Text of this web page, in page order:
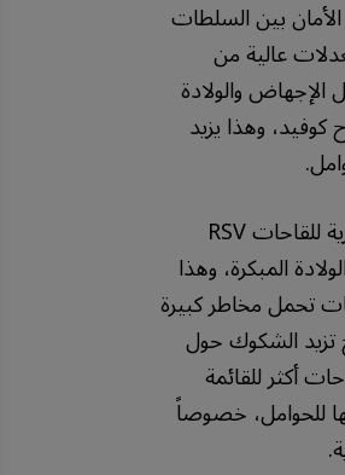
بين السلطات
عالية من
الإجهاض والولادة
كوفيد، وهذا يزيد
أخيراً، التجارب السريرية للقاحات RSV
المبكرة، وهذا
تحمل مخاطر كبيرة
تزيد الشكوك حول
أكثر للقائمة
للحوامل، خصوصاً